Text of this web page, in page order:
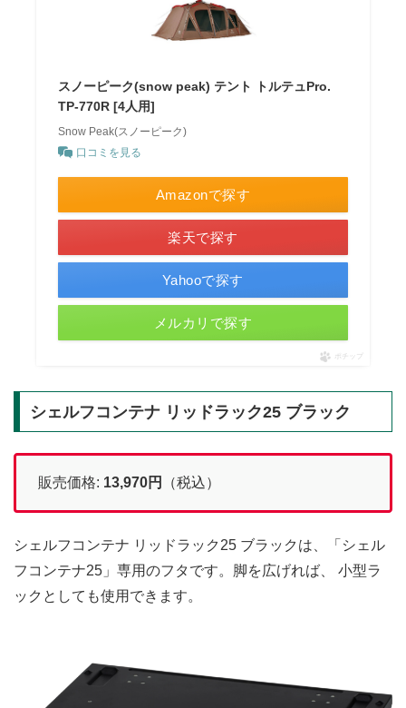
スノーピーク(snow peak) テント トルテュPro.
TP-770R [4人用]
Snow Peak(スノーピーク)
口コミを見る
Amazonで探す
楽天で探す
Yahooで探す
メルカリで探す
ポチップ
シェルフコンテナ リッドラック25 ブラック
販売価格: 13,970円 （税込）
シェルフコンテナ リッドラック25 ブラックは、「シェル
フコンテナ25」専用のフタです。脚を広げれば、 小型ラ
ックとしても使用できます。